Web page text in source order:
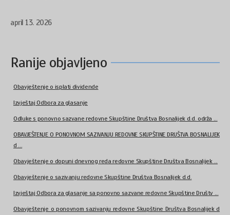
april 13. 2026
Ranije objavljeno
Obavještenje o isplati dividende
Izvještaj Odbora za glasanje
Odluke s ponovno sazvane redovne Skupštine Društva Bosnalijek d.d. održa ...
OBAVJEŠTENJE O PONOVNOM SAZIVANJU REDOVNE SKUPŠTINE DRUŠTVA BOSNALIJEK
d ...
Obavještenje o dopuni dnevnog reda redovne Skupštine Društva Bosnalijek ...
Obavještenje o sazivanju redovne Skupštine Društva Bosnalijek d.d.
Izvještaj Odbora za glasanje sa ponovno sazvane redovne Skupštine Društv ...
Obavještenje o ponovnom sazivanju redovne Skupštine Društva Bosnalijek d